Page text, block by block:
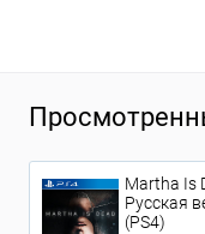
Martha Is
Русская
(PS4)